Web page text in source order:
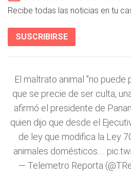
Recibe todas las noticias en tu
SUSCRIBIRSE
El maltrato animal "no puede
que se precie de ser culta,
afirmó el presidente de
quien dijo que desde el
de ley que modifica la Ley
animales domésticos.…
— Telemetro Reporta